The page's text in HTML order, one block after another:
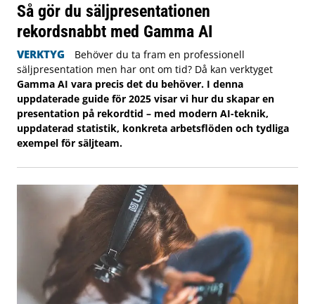
Så gör du säljpresentationen
rekordsnabbt med Gamma AI
VERKTYG
Behöver du ta fram en professionell
säljpresentation men har ont om tid? Då kan verktyget
Gamma AI vara precis det du behöver. I denna
uppdaterade guide för 2025 visar vi hur du skapar en
presentation på rekordtid – med modern AI-teknik,
uppdaterad statistik, konkreta arbetsflöden och tydliga
exempel för säljteam.